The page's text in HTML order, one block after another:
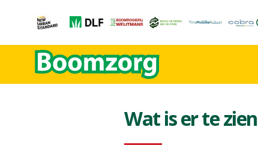
Wat is er te